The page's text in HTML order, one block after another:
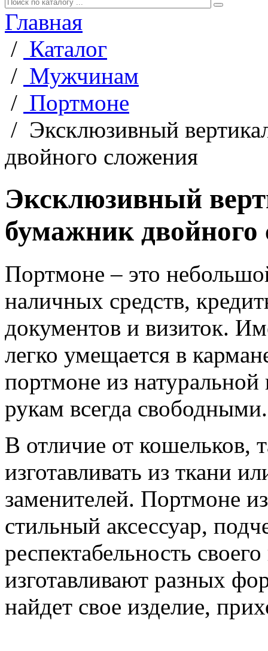
Главная
/ Каталог
/ Мужчинам
/ Портмоне
/ Эксклюзивный
двойного сложения
Эксклюзивный
бумажник двойного
Портмоне – это
наличных средств,
документов и визиток.
легко умещается в
портмоне из натуральной
рукам всегда свободными.
В отличие от кошельков,
изготавливать из ткани
заменителей. Портмоне
стильный аксессуар,
респектабельность
изготавливают разных
найдет свое изделие,